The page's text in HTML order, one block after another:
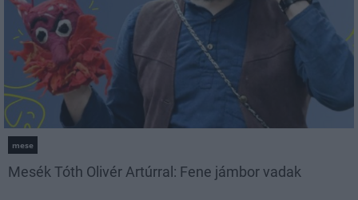
mese
Mesék Tóth Olivér Artúrral: Fene jámbor vadak